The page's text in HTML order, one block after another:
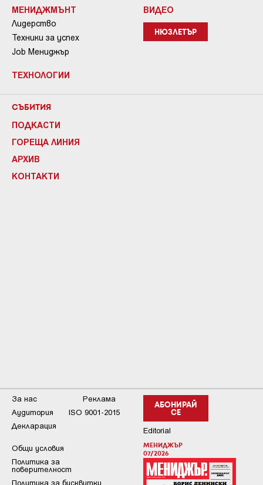
МЕНИДЖМЪНТ
Лидерство
Техники за успех
Job Мениджър
ТЕХНОЛОГИИ
ВИДЕО
НЮЗЛЕТЪР
СЪБИТИЯ
ПОДКАСТИ
ГОРЕЩА ЛИНИЯ
АРХИВ
КОНТАКТИ
АБОНИРАЙ
СЕ
Editorial
МЕНИДЖЪР
07/2026
За нас
Реклама
Аудитория
ISO 9001-2015
Декларация
Общи условия
Пoлитикa зa
пoвepитeлнocт
Политика за бисквитки